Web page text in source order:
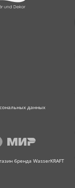
данных
бренда WasserKRAFT